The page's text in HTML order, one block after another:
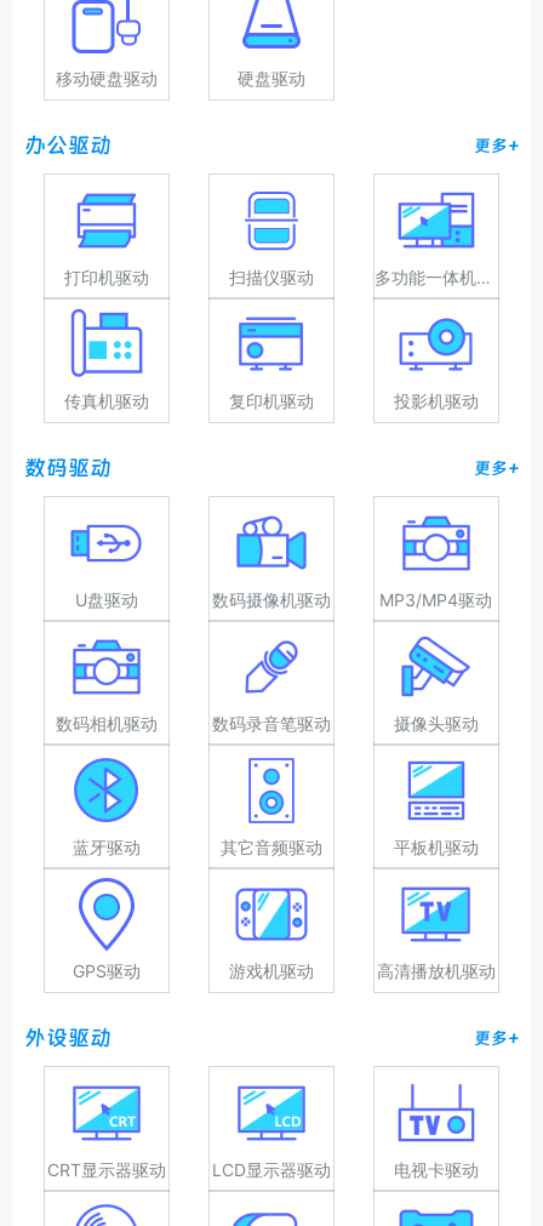
移动硬盘驱动 硬盘驱动
办公驱动 更多+
打印机驱动 扫描仪驱动 多功能一体机驱动
传真机驱动 复印机驱动 投影机驱动
数码驱动 更多+
U盘驱动 数码摄像机驱动 MP3/MP4驱动
数码相机驱动 数码录音笔驱动 摄像头驱动
蓝牙驱动 其它音频驱动 平板机驱动
GPS驱动 游戏机驱动 高清播放机驱动
外设驱动 更多+
CRT显示器驱动 LCD显示器驱动 电视卡驱动